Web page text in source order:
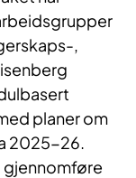
,
planer om
2025-26.
gjennomføre